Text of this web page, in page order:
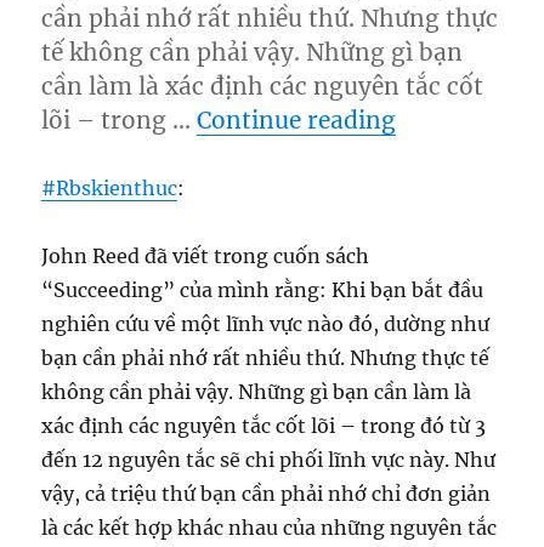
cần phải nhớ rất nhiều thứ. Nhưng thực
tế không cần phải vậy. Những gì bạn
cần làm là xác định các nguyên tắc cốt
lõi – trong …Continue reading“5 Điều cần
#Rbskienthuc:
John Reed đã viết trong cuốn sách
“Succeeding” của mình rằng: Khi bạn bắt đầu
nghiên cứu về một lĩnh vực nào đó, dường như
bạn cần phải nhớ rất nhiều thứ. Nhưng thực tế
không cần phải vậy. Những gì bạn cần làm là
xác định các nguyên tắc cốt lõi – trong đó từ 3
đến 12 nguyên tắc sẽ chi phối lĩnh vực này. Như
vậy, cả triệu thứ bạn cần phải nhớ chỉ đơn giản
là các kết hợp khác nhau của những nguyên tắc